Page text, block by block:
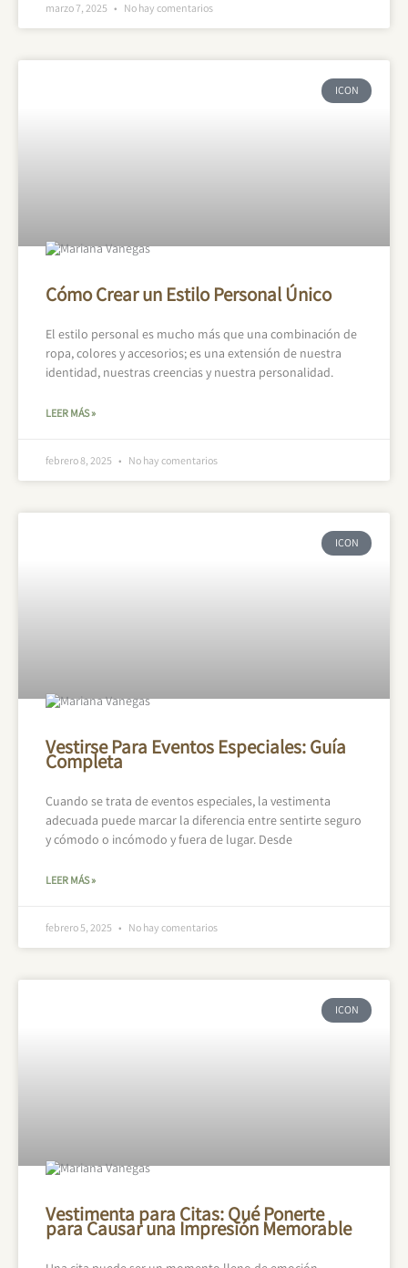
marzo 7, 2025 No hay comentarios
ICON
Cómo Crear un Estilo Personal Único
El estilo personal es mucho más que una combinación de
ropa, colores y accesorios; es una extensión de nuestra
identidad, nuestras creencias y nuestra personalidad.
LEER MÁS »
febrero 8, 2025 No hay comentarios
ICON
Vestirse Para Eventos Especiales: Guía
Completa
Cuando se trata de eventos especiales, la vestimenta
adecuada puede marcar la diferencia entre sentirte seguro
y cómodo o incómodo y fuera de lugar. Desde
LEER MÁS »
febrero 5, 2025 No hay comentarios
ICON
Vestimenta para Citas: Qué Ponerte
para Causar una Impresión Memorable